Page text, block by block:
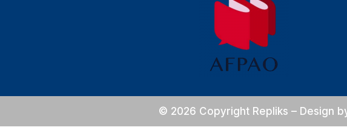
© 2026 Copyright Repliks – Design